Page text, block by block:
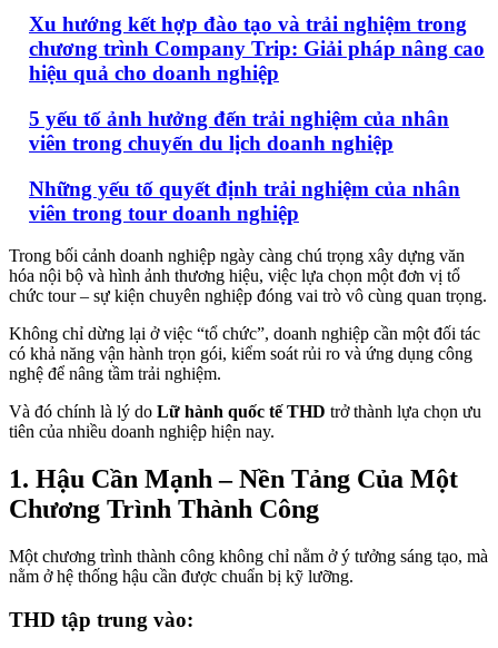
Xu hướng kết hợp đào tạo và trải nghiệm trong
chương trình Company Trip: Giải pháp nâng cao
hiệu quả cho doanh nghiệp
5 yếu tố ảnh hưởng đến trải nghiệm của nhân
viên trong chuyến du lịch doanh nghiệp
Những yếu tố quyết định trải nghiệm của nhân
viên trong tour doanh nghiệp
Trong bối cảnh doanh nghiệp ngày càng chú trọng xây dựng văn
hóa nội bộ và hình ảnh thương hiệu, việc lựa chọn một đơn vị tổ
chức tour – sự kiện chuyên nghiệp đóng vai trò vô cùng quan trọng.
Không chỉ dừng lại ở việc “tổ chức”, doanh nghiệp cần một đối tác
có khả năng vận hành trọn gói, kiểm soát rủi ro và ứng dụng công
nghệ để nâng tầm trải nghiệm.
Và đó chính là lý do Lữ hành quốc tế THD trở thành lựa chọn ưu
tiên của nhiều doanh nghiệp hiện nay.
1. Hậu Cần Mạnh – Nền Tảng Của Một
Chương Trình Thành Công
Một chương trình thành công không chỉ nằm ở ý tưởng sáng tạo, mà
nằm ở hệ thống hậu cần được chuẩn bị kỹ lưỡng.
THD tập trung vào: